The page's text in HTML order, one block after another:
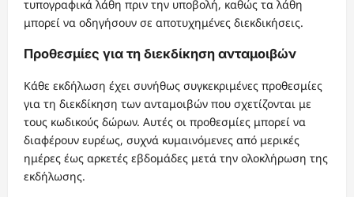
τυπογραφικά λάθη πριν την υποβολή, καθώς τα λάθη
μπορεί να οδηγήσουν σε αποτυχημένες διεκδικήσεις.
Προθεσμίες για τη διεκδίκηση ανταμοιβών
Κάθε εκδήλωση έχει συνήθως συγκεκριμένες προθεσμίες
για τη διεκδίκηση των ανταμοιβών που σχετίζονται με
τους κωδικούς δώρων. Αυτές οι προθεσμίες μπορεί να
διαφέρουν ευρέως, συχνά κυμαινόμενες από μερικές
ημέρες έως αρκετές εβδομάδες μετά την ολοκλήρωση της
εκδήλωσης.